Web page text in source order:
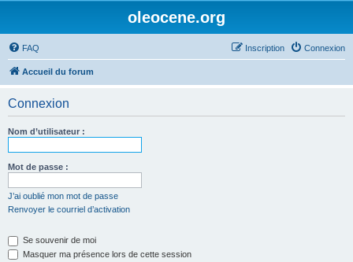
oleocene.org
FAQ Connexion
Inscription
Accueil du forum
Connexion
Nom d’utilisateur :
Mot de passe :
J’ai oublié mon mot de passe
Renvoyer le courriel d’activation
Se souvenir de moi
Masquer ma présence lors de cette session